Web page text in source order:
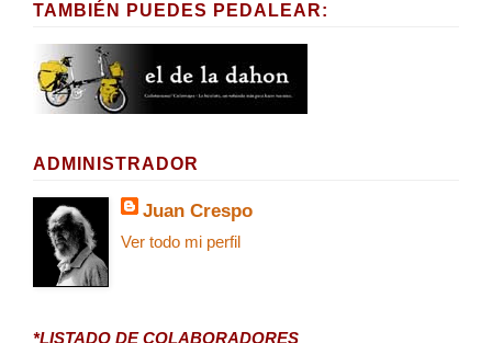
TAMBIÉN PUEDES PEDALEAR:
ADMINISTRADOR
Juan Crespo
Ver todo mi perfil
*LISTADO DE COLABORADORES